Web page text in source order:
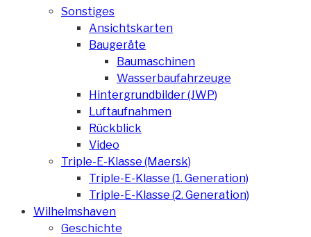
Sonstiges
Ansichtskarten
Baugeräte
Baumaschinen
Wasserbaufahrzeuge
Hintergrundbilder (JWP)
Luftaufnahmen
Rückblick
Video
Triple-E-Klasse (Maersk)
Triple-E-Klasse (1. Generation)
Triple-E-Klasse (2. Generation)
Wilhelmshaven
Geschichte